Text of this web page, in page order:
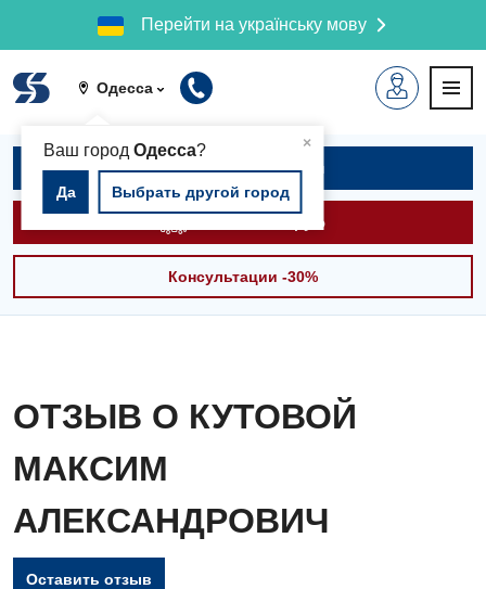
Перейти на українську мову
Одесса
×
Ваш город Одесса?
Да Выбрать другой город
Записаться на приём
Вызвать скорую
Консультации -30%
ОТЗЫВ О КУТОВОЙ
МАКСИМ
АЛЕКСАНДРОВИЧ
Оставить отзыв